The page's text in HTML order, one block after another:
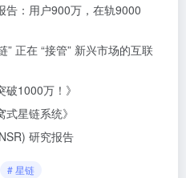
告：用户900万，在轨9000
” 正在 “接管” 新兴市场的互联
1000万！》
星链系统》
研究报告
# 星链